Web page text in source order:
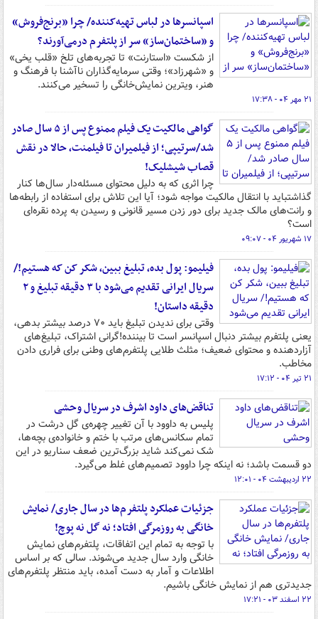
اسپانسرها در لباس تهیه‌کننده/ چرا «برنج‌فروش»
و «ساختمان‌ساز» سر از پلتفرم درمی‌آورند؟
از شکست «استارنت» تا تجربه‌های تلخ «قلب یخی»
و «شهرزاد»؛ وقتی سرمایه‌گذاران ناآشنا با فرهنگ و
هنر، ویترین نمایش‌خانگی را تسخیر می‌کنند.
۲۱ مهر ۰۴ - ۱۷:۳۸
گواهی مالکیت یک فیلم ممنوع پس از ۵ سال صادر
شد/سرتیپی؛ از فیلمیران تا فیلمنت، حالا در نقش
قصاب شیشلیک!
چرا اثری که به دلیل محتوای مسئله‌دار سال‌ها کنار
گذاشتباید با انتقال مالکیت مواجه شود؛ آیا این تلاش برای استفاده از رابطه‌ها
و رانت‌های مالک جدید برای دور زدن مسیر قانونی و رسیدن به پرده نقره‌ای
است؟
۱۷ شهریور ۰۴ - ۰۹:۰۷
فیلیمو: پول بده، تبلیغ ببین، شکر کن که هستیم!/
سریال ایرانی تقدیم می‌شود با ۳ دقیقه تبلیغ و ۲
دقیقه داستان!
وقتی برای ندیدن تبلیغ باید ۷۰ درصد بیشتر بدهی،
یعنی پلتفرم بیشتر دنبال اسپانسر است تا بیننده!گرانی اشتراک، تبلیغ‌های
آزاردهنده و محتوای ضعیف؛ مثلث طلایی پلتفرم‌های وطنی برای فراری دادن
مخاطب.
۲۱ تیر ۰۴ - ۱۷:۱۲
تناقض‌های داود اشرف در سریال وحشی
پلیس به داوود با آن تغییر چهره‌ی گل درشت در
تمام سکانس‌های مرتب با ختم و خانواده‌ی بچه‌ها،
شک نمی‌کند شاید بزرگ‌ترین ضعف سناریو در این
دو قسمت باشد؛ نه اینکه چرا داوود تصمیم‌های غلط می‌گیرد.
۲۲ اردیبهشت ۰۴ - ۱۲:۰۱
جزئیات عملکرد پلتفرم‌ها در سال جاری/ نمایش
خانگی به روزمرگی افتاد؛ نه گل نه پوچ!
با توجه به تمام این اتفاقات، پلتفرم‌های نمایش
خانگی وارد سال جدید می‌شوند. سالی که بر اساس
اطلاعات و آمار به دست آمده، باید منتظر پلتفرم‌های
جدیدتری هم از نمایش خانگی باشیم.
۲۲ اسفند ۰۳ - ۱۷:۲۱